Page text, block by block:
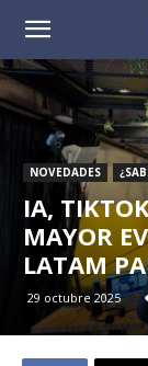
Voz
de
Empresas
NOVEDADES
IA,
MAYOR
LATAM
29 octubre 2025